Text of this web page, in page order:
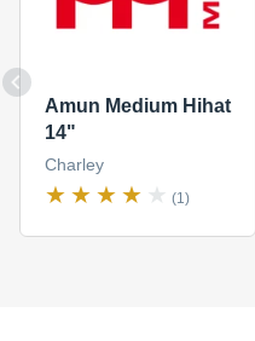
Amun Medium Hihat
14"
Charley
(1)